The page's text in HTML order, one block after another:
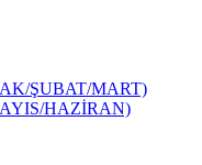
ŞUBAT/MART)
HAZİRAN)